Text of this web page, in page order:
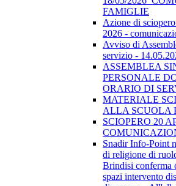
FAMIGLIE
Azione di
2026 -
Avviso di
servizio -
ASSEMBLEA
PERSONALE
ORARIO DI
MATERIALE
ALLA SCUOLA
SCIOPERO 20
Snadir Info-Point
di religione di
Brindisi conferma
spazi intervento